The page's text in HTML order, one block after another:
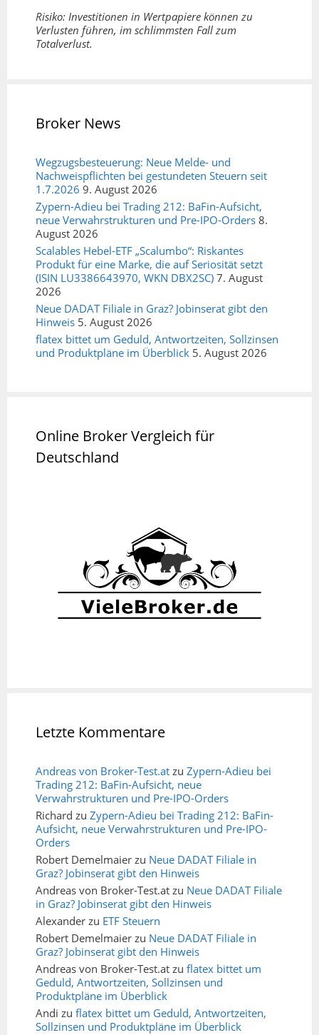
Risiko: Investitionen in Wertpapiere können zu
Verlusten führen, im schlimmsten Fall zum
Totalverlust.
Broker News
Wegzugsbesteuerung: Neue Melde- und
Nachweispflichten bei gestundeten Steuern seit
1.7.2026 9. August 2026
Zypern-Adieu bei Trading 212: BaFin-Aufsicht,
neue Verwahrstrukturen und Pre-IPO-Orders 8.
August 2026
Scalables Hebel-ETF „Scalumbo“: Riskantes
Produkt für eine Marke, die auf Seriosität setzt
(ISIN LU3386643970, WKN DBX2SC) 7. August
2026
Neue DADAT Filiale in Graz? Jobinserat gibt den
Hinweis 5. August 2026
flatex bittet um Geduld, Antwortzeiten, Sollzinsen
und Produktpläne im Überblick 5. August 2026
Online Broker Vergleich für
Deutschland
Letzte Kommentare
Andreas von Broker-Test.at zu Zypern-Adieu bei
Trading 212: BaFin-Aufsicht, neue
Verwahrstrukturen und Pre-IPO-Orders
Richard zu Zypern-Adieu bei Trading 212: BaFin-
Aufsicht, neue Verwahrstrukturen und Pre-IPO-
Orders
Robert Demelmaier zu Neue DADAT Filiale in
Graz? Jobinserat gibt den Hinweis
Andreas von Broker-Test.at zu Neue DADAT Filiale
in Graz? Jobinserat gibt den Hinweis
Alexander zu ETF Steuern
Robert Demelmaier zu Neue DADAT Filiale in
Graz? Jobinserat gibt den Hinweis
Andreas von Broker-Test.at zu flatex bittet um
Geduld, Antwortzeiten, Sollzinsen und
Produktpläne im Überblick
Andi zu flatex bittet um Geduld, Antwortzeiten,
Sollzinsen und Produktpläne im Überblick